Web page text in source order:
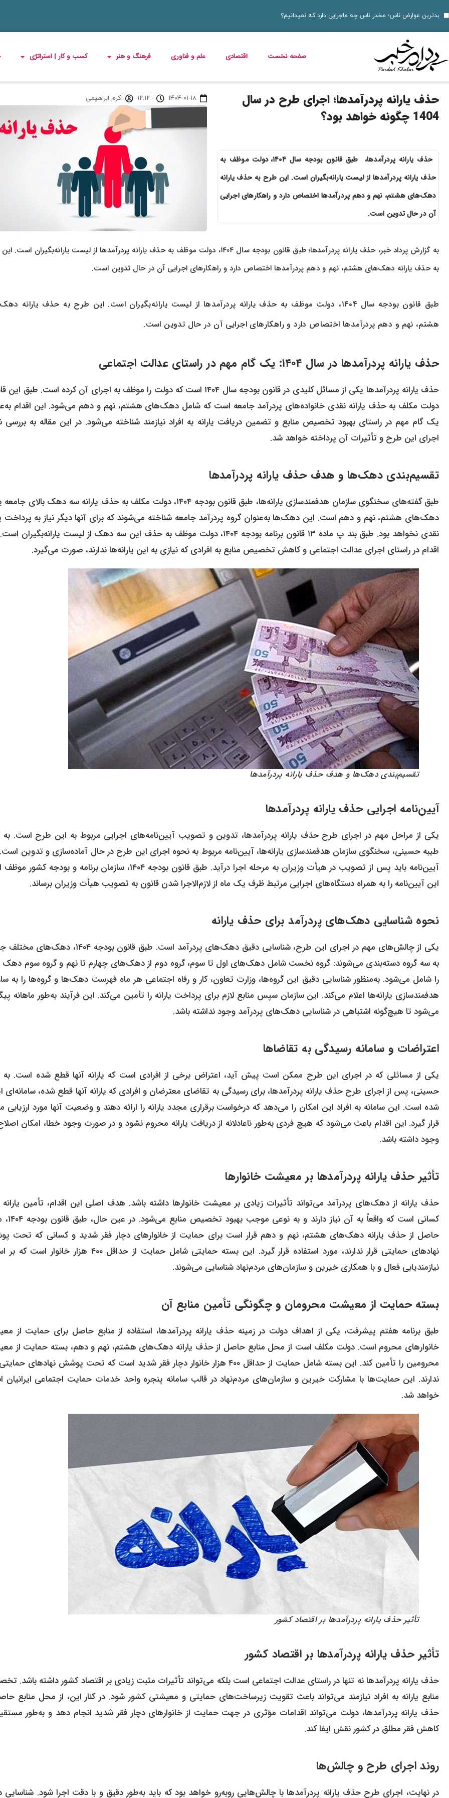
خواص گیاه خرفه؛ فوای
قیمت مرغ، ماهی و تخم مرغ امروز پنجشنبه 15 مرداد 1405 + جدول قیمت
استعلام کالابرگ الکترونیکی و وضعیت دهک‌بندی یارانه 1405؛ راهنمای کامل، رسمی و به‌روز
قیمت دلار، طلا، سکه و ارز امروز 15 مرداد 1405 + جدول کامل
10 نمونه از نقاط قوت و ضعف برای مصاحبه‌ های شغلی ۱۴۰۵
داستان فیلم زنده شور و عکس بازیگرانش
خبر خوش برای مددجویان و یارانه‌بگیران؛ برنامه پرداخت مرداد 1405 اعلام شد
دلیل افزایش ناگهانی قبض برق چیست؟ قبض برق چه کسانی گران می‌شود؟
قیمت خودرو امروز 14 مرداد 1405 اعلام شد
صفحه نخست اقتصادی علم و فناوری فرهنگ و هنر کسب و کار | استراتژی
حذف یارانه پردرآمدها؛ اجرای طرح در سال
1404 چگونه خواهد بود؟
حذف یارانه پردرآمدها، طبق قانون بودجه سال ۱۴۰۴، دولت موظف به
حذف یارانه پردرآمدها از لیست یارانه‌بگیران است. این طرح به حذف یارانه
دهک‌های هشتم، نهم و دهم پردرآمدها اختصاص دارد و راهکارهای اجرایی
آن در حال تدوین است.
۱۴۰۴-۰۱-۱۸ - ۱۲:۱۲ اکرم ابراهیمی
به گزارش پرداد خبر، حذف یارانه پردرآمدها؛ طبق قانون بودجه سال ۱۴۰۴، دولت موظف به حذف یارانه پردرآمدها از لیست یارانه‌بگیران
به حذف یارانه دهک‌های هشتم، نهم و دهم پردرآمدها اختصاص دارد و راهکارهای اجرایی آن در حال تدوین است.
طبق قانون بودجه سال ۱۴۰۴، دولت موظف به حذف یارانه پردرآمدها از لیست یارانه‌بگیران است. این طرح به حذف یارانه
هشتم، نهم و دهم پردرآمدها اختصاص دارد و راهکارهای اجرایی آن در حال تدوین است.
حذف یارانه پردرآمدها در سال ۱۴۰۴: یک گام مهم در راستای عدالت اجتماعی
حذف یارانه پردرآمدها یکی از مسائل کلیدی در قانون بودجه سال ۱۴۰۴ است که دولت را موظف به اجرای آن کرده است. طبق
دولت مکلف به حذف یارانه نقدی خانواده‌های پردرآمد جامعه است که شامل دهک‌های هشتم، نهم و دهم می‌شود. این اقدام
یک گام مهم در راستای بهبود تخصیص منابع و تضمین دریافت یارانه به افراد نیازمند شناخته می‌شود. در این مقاله به بررسی
اجرای این طرح و تأثیرات آن پرداخته خواهد شد.
تقسیم‌بندی دهک‌ها و هدف حذف یارانه پردرآمدها
طبق گفته‌های سخنگوی سازمان هدفمندسازی یارانه‌ها، طبق قانون بودجه ۱۴۰۴، دولت مکلف به حذف یارانه سه دهک بالای
دهک‌های هشتم، نهم و دهم است. این دهک‌ها به‌عنوان گروه پردرآمد جامعه شناخته می‌شوند که برای آنها دیگر نیاز به پرداخت
نقدی نخواهد بود. طبق بند پ ماده ۱۳ قانون برنامه بودجه ۱۴۰۴، دولت موظف به حذف این سه دهک از لیست
اقدام در راستای اجرای عدالت اجتماعی و کاهش تخصیص منابع به افرادی که نیازی به این یارانه‌ها ندارند، صورت می‌گیرد.
تقسیم‌بندی دهک‌ها و هدف حذف یارانه پردرآمدها
آیین‌نامه اجرایی حذف یارانه پردرآمدها
یکی از مراحل مهم در اجرای طرح حذف یارانه پردرآمدها، تدوین و تصویب آیین‌نامه‌های اجرایی مربوط به این طرح است. به
طیبه حسینی، سخنگوی سازمان هدفمندسازی یارانه‌ها، آیین‌نامه مربوط به نحوه اجرای این طرح در حال آماده‌سازی و تدوین
آیین‌نامه باید پس از تصویب در هیأت وزیران به مرحله اجرا درآید. طبق قانون بودجه ۱۴۰۴، سازمان برنامه و
این آیین‌نامه را به همراه دستگاه‌های اجرایی مرتبط ظرف یک ماه از لازم‌الاجرا شدن قانون به تصویب هیأت وزیران برساند.
نحوه شناسایی دهک‌های پردرآمد برای حذف یارانه
یکی از چالش‌های مهم در اجرای این طرح، شناسایی دقیق دهک‌های پردرآمد است. طبق قانون بودجه
به سه گروه دسته‌بندی می‌شوند: گروه نخست شامل دهک‌های اول تا سوم، گروه دوم از دهک‌های چهارم تا نهم و گروه سوم
را شامل می‌شود. به‌منظور شناسایی دقیق این گروه‌ها، وزارت تعاون، کار و رفاه اجتماعی هر ماه فهرست دهک‌ها و گروه‌ها را به
هدفمندسازی یارانه‌ها اعلام می‌کند. این سازمان سپس منابع لازم برای پرداخت یارانه را تأمین می‌کند. این فرآیند به‌طور ماهانه
می‌شود تا هیچ‌گونه اشتباهی در شناسایی دهک‌های پردرآمد وجود نداشته باشد.
اعتراضات و سامانه رسیدگی به تقاضاها
یکی از مسائلی که در اجرای این طرح ممکن است پیش آید، اعتراض برخی از افرادی است که یارانه آنها قطع شده است. به
حسینی، پس از اجرای طرح حذف یارانه پردرآمدها، برای رسیدگی به تقاضای معترضان و افرادی که یارانه آنها قطع شده، سامانه‌ای
شده است. این سامانه به افراد این امکان را می‌دهد که درخواست برقراری مجدد یارانه را ارائه دهند و وضعیت آنها مورد ارزیابی
قرار گیرد. این اقدام باعث می‌شود که هیچ فردی به‌طور ناعادلانه از دریافت یارانه محروم نشود و در صورت وجود خطا، امکان
وجود داشته باشد.
تأثیر حذف یارانه پردرآمدها بر معیشت خانوارها
حذف یارانه از دهک‌های پردرآمد می‌تواند تأثیرات زیادی بر معیشت خانوارها داشته باشد. هدف اصلی این اقدام، تأمین یارانه
کسانی است که واقعاً به آن
حاصل از حذف یارانه دهک‌های هشتم، نهم و دهم قرار است برای حمایت از خانوارهای دچار فقر شدید و کسانی که تحت
نهادهای حمایتی قرار ندارند، مورد استفاده قرار گیرد. این بسته حمایتی شامل حمایت از حداقل ۴۰۰ هزار
نیازمندیابی فعال و با همکاری خیرین و سازمان‌های مردم‌نهاد شناسایی می‌شوند.
بسته حمایت از معیشت محرومان و چگونگی تأمین منابع آن
طبق برنامه هفتم پیشرفت، یکی از اهداف دولت در زمینه حذف یارانه پردرآمدها، استفاده از منابع حاصل برای حمایت از
خانوارهای محروم است. دولت مکلف است از محل منابع حاصل از حذف یارانه دهک‌های هشتم، نهم و دهم، بسته حمایت از
محرومین را تأمین کند. این بسته شامل حمایت از حداقل ۴۰۰ هزار خانوار دچار فقر شدید است که تحت پوشش نهادهای
ندارند. این حمایت‌ها با مشارکت خیرین و سازمان‌های مردم‌نهاد در قالب سامانه پنجره واحد خدمات حمایت اجتماعی ایرانیان
خواهد شد.
تأثیر حذف یارانه پردرآمدها بر اقتصاد کشور
تأثیر حذف یارانه پردرآمدها بر اقتصاد کشور
حذف یارانه پردرآمدها نه تنها در راستای عدالت اجتماعی است بلکه می‌تواند تأثیرات مثبت زیادی بر اقتصاد کشور داشته باشد.
منابع یارانه به افراد نیازمند می‌تواند باعث تقویت زیرساخت‌های حمایتی و معیشتی کشور شود. در کنار این، از محل منابع
حذف یارانه پردرآمدها، دولت می‌تواند اقدامات مؤثری در جهت حمایت از خانوارهای دچار فقر شدید انجام دهد و به‌طور
کاهش فقر مطلق در کشور نقش ایفا کند.
روند اجرای طرح و چالش‌ها
در نهایت، اجرای طرح حذف یارانه پردرآمدها با چالش‌هایی روبه‌رو خواهد بود که باید به‌طور دقیق و با دقت اجرا شود. شناسایی